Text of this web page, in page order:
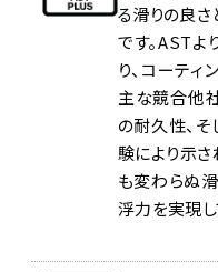
る滑りの良
です。AST
り、コーティ
主な競合他
の耐久性、
験により示
も変わらぬ
浮力を実現し